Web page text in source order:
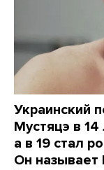
Украинский
Мустяцэ в
а в 19 стал
Он называет